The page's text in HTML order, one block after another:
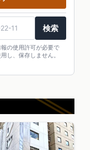
検索
の使用許可が必要で
し、保存しません。